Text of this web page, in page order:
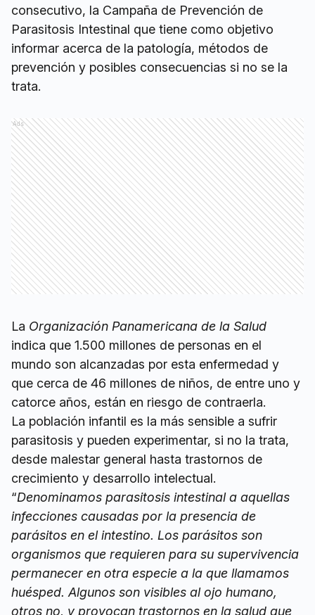
consecutivo, la Campaña de Prevención de
Parasitosis Intestinal que tiene como objetivo
informar acerca de la patología, métodos de
prevención y posibles consecuencias si no se la
trata.
Ads
La Organización Panamericana de la Salud
indica que 1.500 millones de personas en el
mundo son alcanzadas por esta enfermedad y
que cerca de 46 millones de niños, de entre uno y
catorce años, están en riesgo de contraerla.
La población infantil es la más sensible a sufrir
parasitosis y pueden experimentar, si no la trata,
desde malestar general hasta trastornos de
crecimiento y desarrollo intelectual.
“Denominamos parasitosis intestinal a aquellas
infecciones causadas por la presencia de
parásitos en el intestino. Los parásitos son
organismos que requieren para su supervivencia
permanecer en otra especie a la que llamamos
huésped. Algunos son visibles al ojo humano,
otros no, y provocan trastornos en la salud que